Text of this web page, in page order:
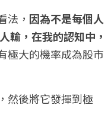
法， 因為不是每個人
輸，在我的認知中，
極大的機率成為股市
然後將它發揮到極